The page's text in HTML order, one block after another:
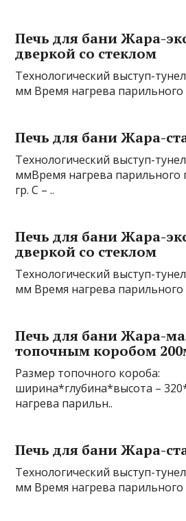
Печь для бани Жара-
дверкой со стеклом
Технологический выступ-
мм Время нагрева
Печь для бани Жара-
Технологический выступ-
ммВремя нагрева
гр. С – ..
Печь для бани Жара-
дверкой со стеклом
Технологический выступ-
мм Время нагрева
Печь для бани Жара-
топочным коробом
Размер топочного короба:
ширина*глубина*высота –
нагрева парильн..
Печь для бани Жара-
Технологический выступ-
мм Время нагрева